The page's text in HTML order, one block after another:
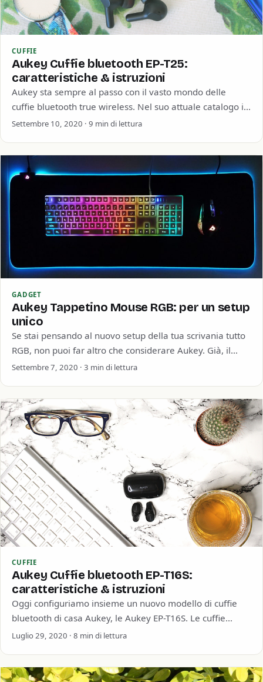
CUFFIE
Aukey Cuffie bluetooth EP-T25:
caratteristiche & istruzioni
Aukey sta sempre al passo con il vasto mondo delle
cuffie bluetooth true wireless. Nel suo attuale catalogo in
vendita su Amazon…
Settembre 10, 2020 · 9 min di lettura
GADGET
Aukey Tappetino Mouse RGB: per un setup
unico
Se stai pensando al nuovo setup della tua scrivania tutto
RGB, non puoi far altro che considerare Aukey. Già, il
noto marchio…
Settembre 7, 2020 · 3 min di lettura
CUFFIE
Aukey Cuffie bluetooth EP-T16S:
caratteristiche & istruzioni
Oggi configuriamo insieme un nuovo modello di cuffie
bluetooth di casa Aukey, le Aukey EP-T16S. Le cuffie
bluetooth true wireless è quell’accessorio…
Luglio 29, 2020 · 8 min di lettura